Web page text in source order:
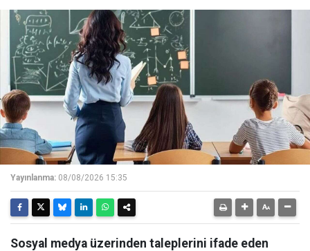
Yayınlanma: 08/08/2026 15:35
Sosyal medya üzerinden taleplerini ifade eden